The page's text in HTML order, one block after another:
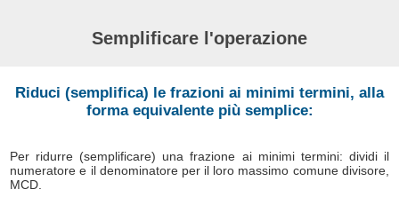
Semplificare l'operazione
Riduci (semplifica) le frazioni ai minimi termini, alla
forma equivalente più semplice:
Per ridurre (semplificare) una frazione ai minimi termini: dividi il
numeratore e il denominatore per il loro massimo comune divisore,
MCD.